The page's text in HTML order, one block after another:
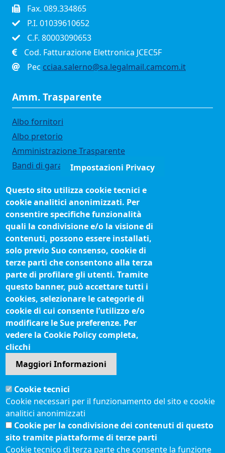
Fax. 089.334865
P.I. 01039610652
C.F. 80003090653
Cod. Fatturazione Elettronica JCEC5F
Pec cciaa.salerno@sa.legalmail.camcom.it
Amm. Trasparente
Albo fornitori
Albo pretorio
Amministrazione Trasparente
Bandi di gara
Concorsi e selezioni
Organigramma
Procedimenti (come fare per)
Siti tematici
Biblioteca camerale
Fatturazione elettronica
IBAN pagamenti alla CCIAA
Questionari soddisfazione utenti
Seguici su
Sito web
Accesso riservato
Mappa del sito
Redazione
Statistiche di accesso
Impostazioni Privacy
Questo sito utilizza cookie tecnici e
cookie analitici anonimizzati. Per
consentire specifiche funzionalità
quali la condivisione e/o la visione di
contenuti, possono essere installati,
solo previo Suo consenso, cookie di
terze parti che consentono alla terza
parte di profilare gli utenti. Tramite
questo banner, può accettare tutti i
cookies, selezionare le categorie di
cookie di cui consente l’utilizzo e/o
modificare le Sue preferenze. Per
vedere la Cookie Policy completa,
clicchi
Maggiori Informazioni
Cookie tecnici
Cookie necessari per il funzionamento del sito e cookie
analitici anonimizzati
Cookie per la condivisione dei contenuti di questo
sito tramite piattaforme di terze parti
Cookie tecnico di terza parte che consente la funzione